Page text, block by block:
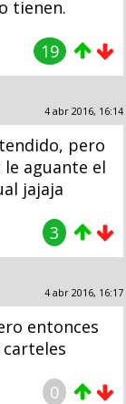
tienen.
19
4 abr 2016, 16:14
pero
aguante el
jajaja
3
4 abr 2016, 16:17
entonces
0